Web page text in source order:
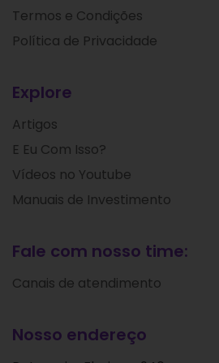
Termos e Condições
Política de Privacidade
Explore
Artigos
E Eu Com Isso?
Vídeos no Youtube
Manuais de Investimento
Fale com nosso time:
Canais de atendimento
Nosso endereço